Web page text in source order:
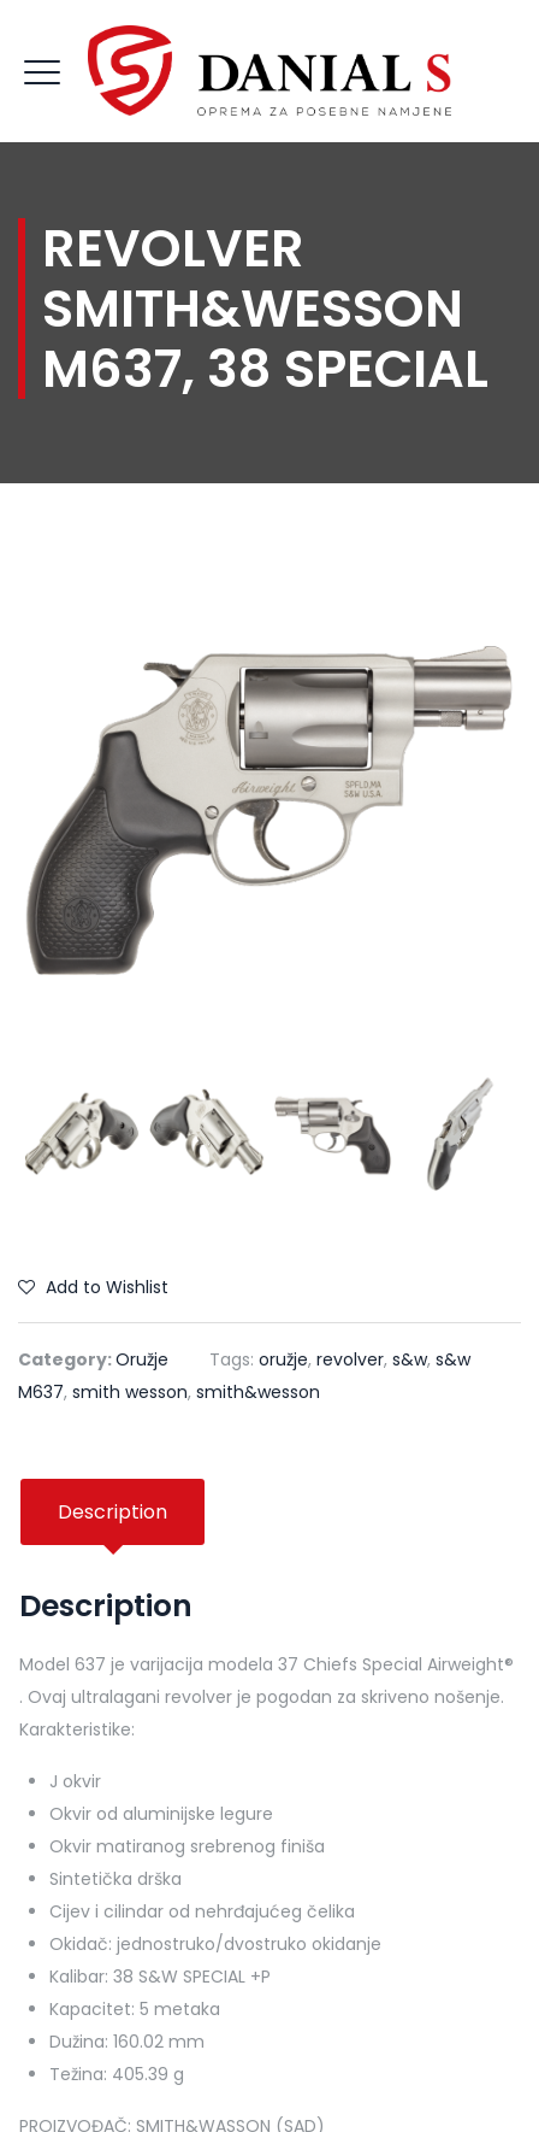
REVOLVER
SMITH&WESSON
M637, 38 SPECIAL
Add to Wishlist
Category:Oružje Tags: oružje, revolver, s&w, s&w
M637, smith wesson, smith&wesson
Description
Description
Model 637 je varijacija modela 37 Chiefs Special Airweight®
. Ovaj ultralagani revolver je pogodan za skriveno nošenje.
Karakteristike:
J okvir
Okvir od aluminijske legure
Okvir matiranog srebrenog finiša
Sintetička drška
Cijev i cilindar od nehrđajućeg čelika
Okidač: jednostruko/dvostruko okidanje
Kalibar: 38 S&W SPECIAL +P
Kapacitet: 5 metaka
Dužina: 160.02 mm
Težina: 405.39 g
PROIZVOĐAČ: SMITH&WASSON (SAD)